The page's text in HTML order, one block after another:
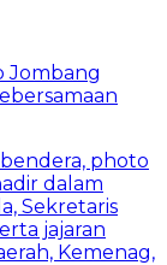
Jombang